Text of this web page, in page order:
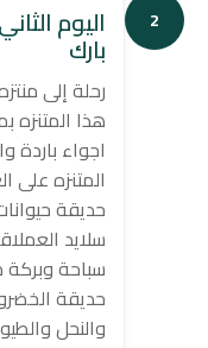
2 اليوم
بارك
هذا
اجواء باردة
المتنزه على
حديقة
سلايد
سباحة وبركة
حديقة
والنحل